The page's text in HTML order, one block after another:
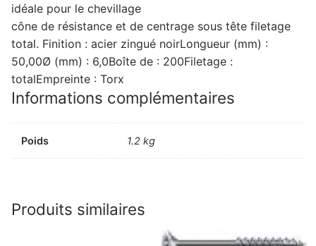
idéale pour le chevillage
cône de résistance et de centrage sous tête filetage
total. Finition : acier zingué noirLongueur (mm) :
50,00Ø (mm) : 6,0Boîte de : 200Filetage :
totalEmpreinte : Torx
Informations complémentaires
Poids 1.2 kg
Produits similaires